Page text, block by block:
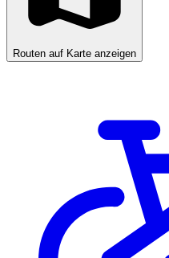
Routen auf Karte anzeigen